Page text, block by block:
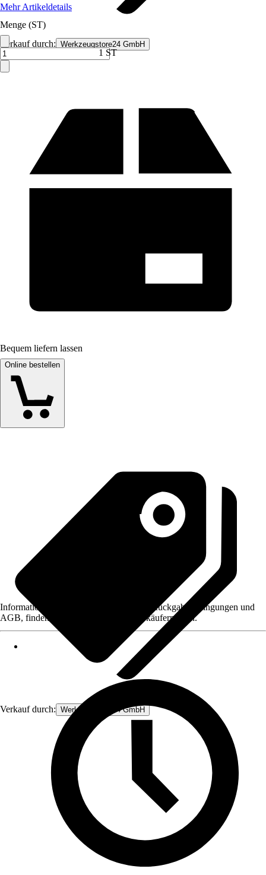
Verkauf durch: Werkzeugstore24 GmbH
Mehr Artikeldetails
Menge (ST)
1 ST
Bequem liefern lassen
Online bestellen
Verkauf durch: Werkzeugstore24 GmbH
Informationen des Verkäufers, wie z. B. Rückgabebedingungen und
AGB, finden Sie bei Klick auf den Verkäufernamen.